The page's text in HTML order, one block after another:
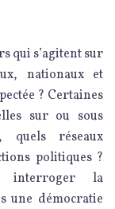
qui s’agitent sur
nationaux et
? Certaines
sur ou sous
quels réseaux
politiques ?
interroger la
une démocratie